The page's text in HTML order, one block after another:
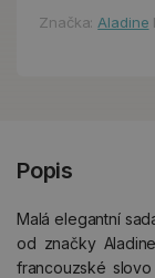
Značka: Aladine
Popis
Malá elegantní
od značky
francouzské